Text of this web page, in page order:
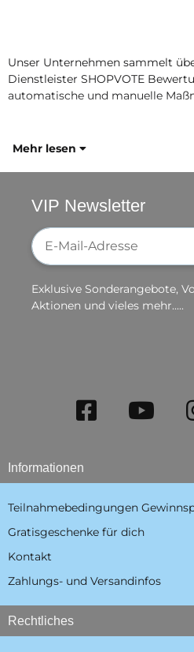
Unser Unternehmen sammelt
Dienstleister SHOPVOTE
automatische und manuelle
Mehr lesen
VIP Newsletter
Newsletter-Registrierung
Exklusive Sonderangebote,
Aktionen und vieles mehr.....
Informationen
Teilnahmebedingungen
Gratisgeschenke für dich
Kontakt
Zahlungs- und Versandinfos
Rechtliches